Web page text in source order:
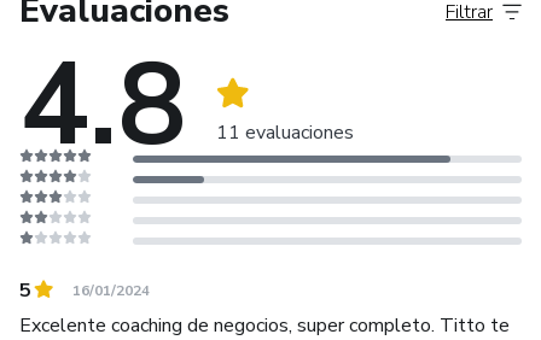
Evaluaciones
4.8 11 evaluaciones
Filtrar
5 16/01/2024
Excelente coaching de negocios, super completo. Titto te